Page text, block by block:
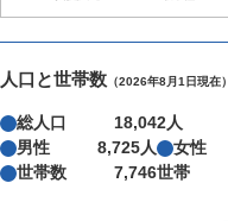
人口と世帯数 （2026年8月1日現在）
総人口
18,042人
男性
8,725人 女性
世帯数
7,746世帯